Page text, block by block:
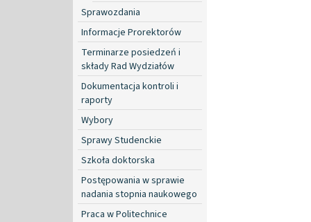
Sprawozdania
Informacje Prorektorów
Terminarze posiedzeń i
składy Rad Wydziałów
Dokumentacja kontroli i
raporty
Wybory
Sprawy Studenckie
Szkoła doktorska
Postępowania w sprawie
nadania stopnia naukowego
Praca w Politechnice